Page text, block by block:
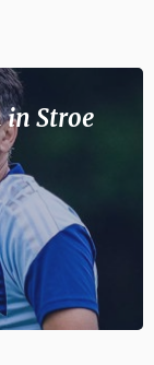
in Stroe